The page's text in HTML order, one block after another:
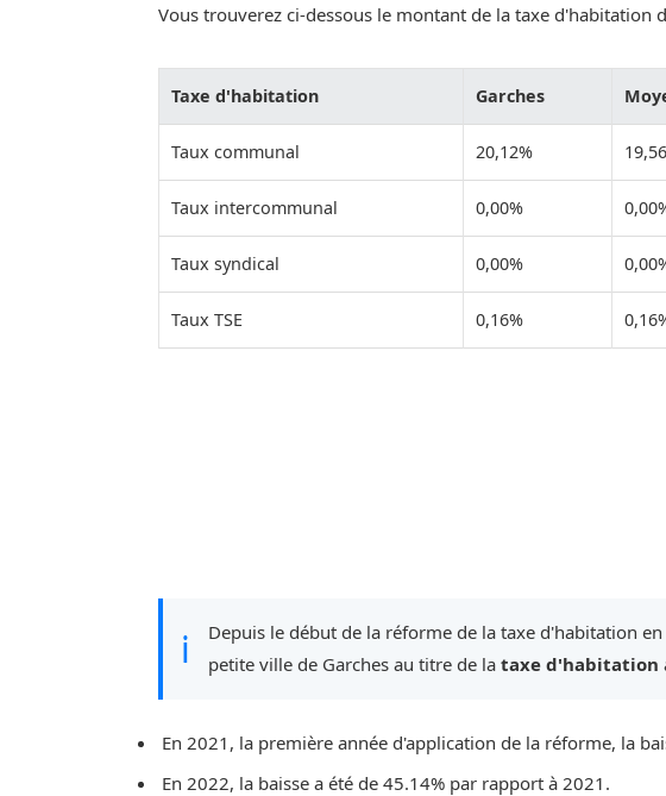
Vous trouverez ci-dessous le montant de la taxe d'habitation
Taxe d'habitation Garches
Taux communal 20,12%
Taux intercommunal 0,00%
Taux syndical 0,00%
Taux TSE 0,16%
ℹ
Depuis le début de la réforme de la taxe d'habitation
petite ville de Garches au titre de la taxe d'habitation
En 2021, la première année d'application de la réforme, la
En 2022, la baisse a été de 45.14% par rapport à 2021.